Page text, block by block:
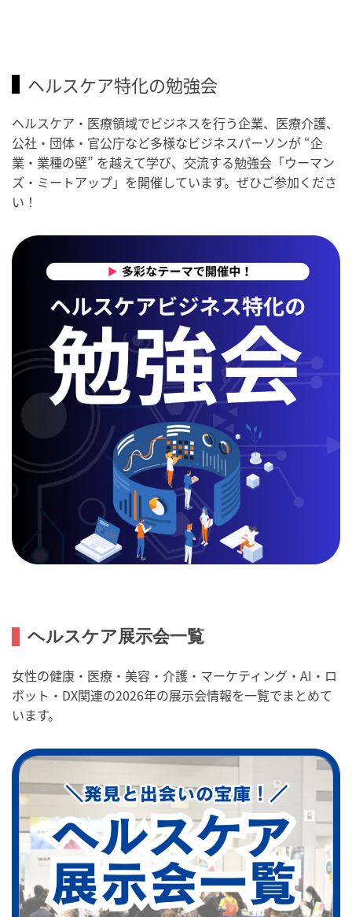
ヘルスケア特化の勉強会
ヘルスケア・医療領域でビジネスを行う企業、医療介護、
公社・団体・官公庁など多様なビジネスパーソンが “企
業・業種の壁” を越えて学び、交流する勉強会「ウーマン
ズ・ミートアップ」を開催しています。ぜひご参加くださ
い！
ヘルスケア展示会一覧
女性の健康・医療・美容・介護・マーケティング・AI・ロ
ボット・DX関連の2026年の展示会情報を一覧でまとめて
います。